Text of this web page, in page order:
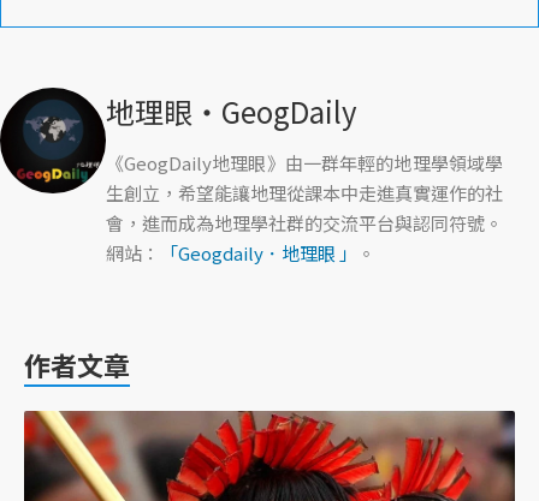
地理眼‧GeogDaily
《GeogDaily地理眼》由一群年輕的地理學領域學
生創立，希望能讓地理從課本中走進真實運作的社
會，進而成為地理學社群的交流平台與認同符號。
網站：
「Geogdaily．地理眼 」 。
作者文章